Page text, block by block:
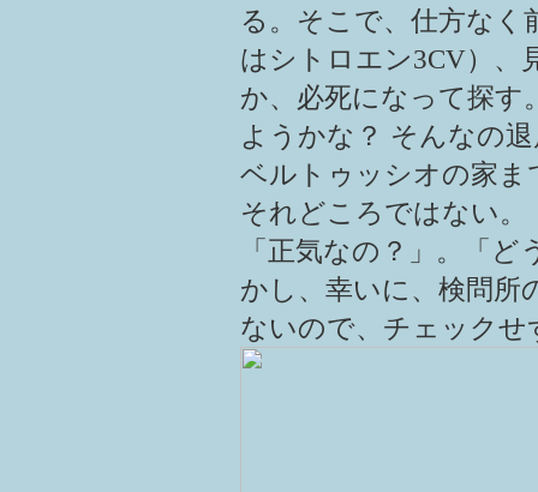
る。そこで、仕方なく
はシトロエン3CV）、
か、必死になって探す
ようかな？ そんなの
ベルトゥッシオの家ま
それどころではない。
「正気なの？」。「
かし、幸いに、検問所
ないので、チェックせ